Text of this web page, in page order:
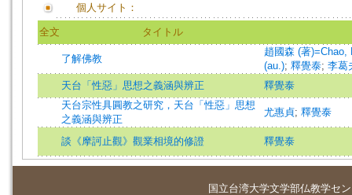
個人サイト：
全文 タイトル
了解佛教
趙國森 (著)=Chao,
(au.); 釋覺泰; 李葛
天台「性惡」思想之義涵與辨正
釋覺泰
天台宗性具圓教之研究，天台「性惡」思想
之義涵與辨正
尤惠貞; 釋覺泰
談《摩訶止觀》觀業相境的修證 釋覺泰
国立台湾大学文学部仏教学セ